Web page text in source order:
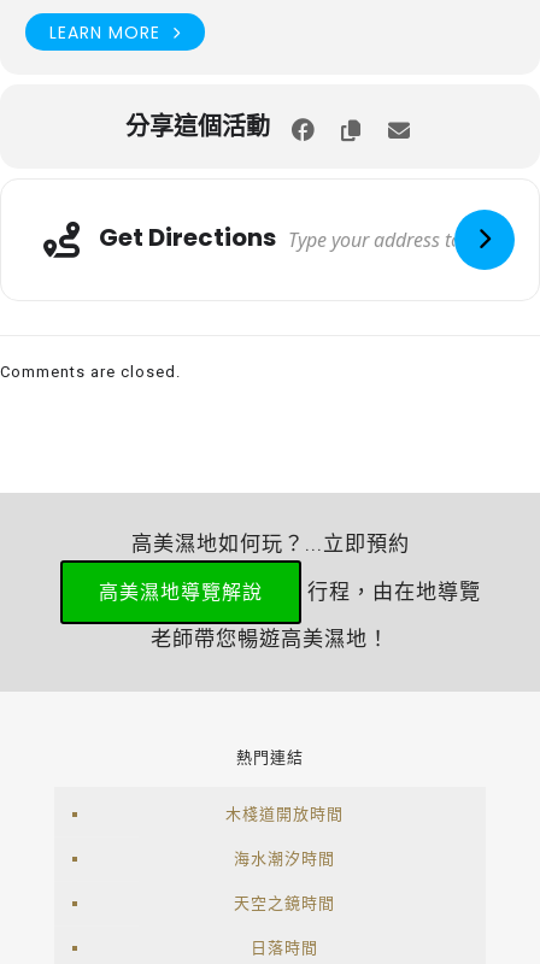
LEARN MORE
分享這個活動
Get Directions
Comments are closed.
高美濕地如何玩？...立即預約
高美濕地導覽解說
行程，由在地導覽
老師帶您暢遊高美濕地！
熱門連結
木棧道開放時間
海水潮汐時間
天空之鏡時間
日落時間